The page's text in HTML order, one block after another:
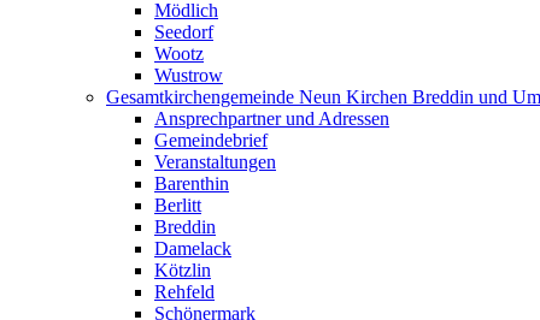
Mödlich
Seedorf
Wootz
Wustrow
Gesamtkirchengemeinde Neun Kirchen Breddin und
Ansprechpartner und Adressen
Gemeindebrief
Veranstaltungen
Barenthin
Berlitt
Breddin
Damelack
Kötzlin
Rehfeld
Schönermark